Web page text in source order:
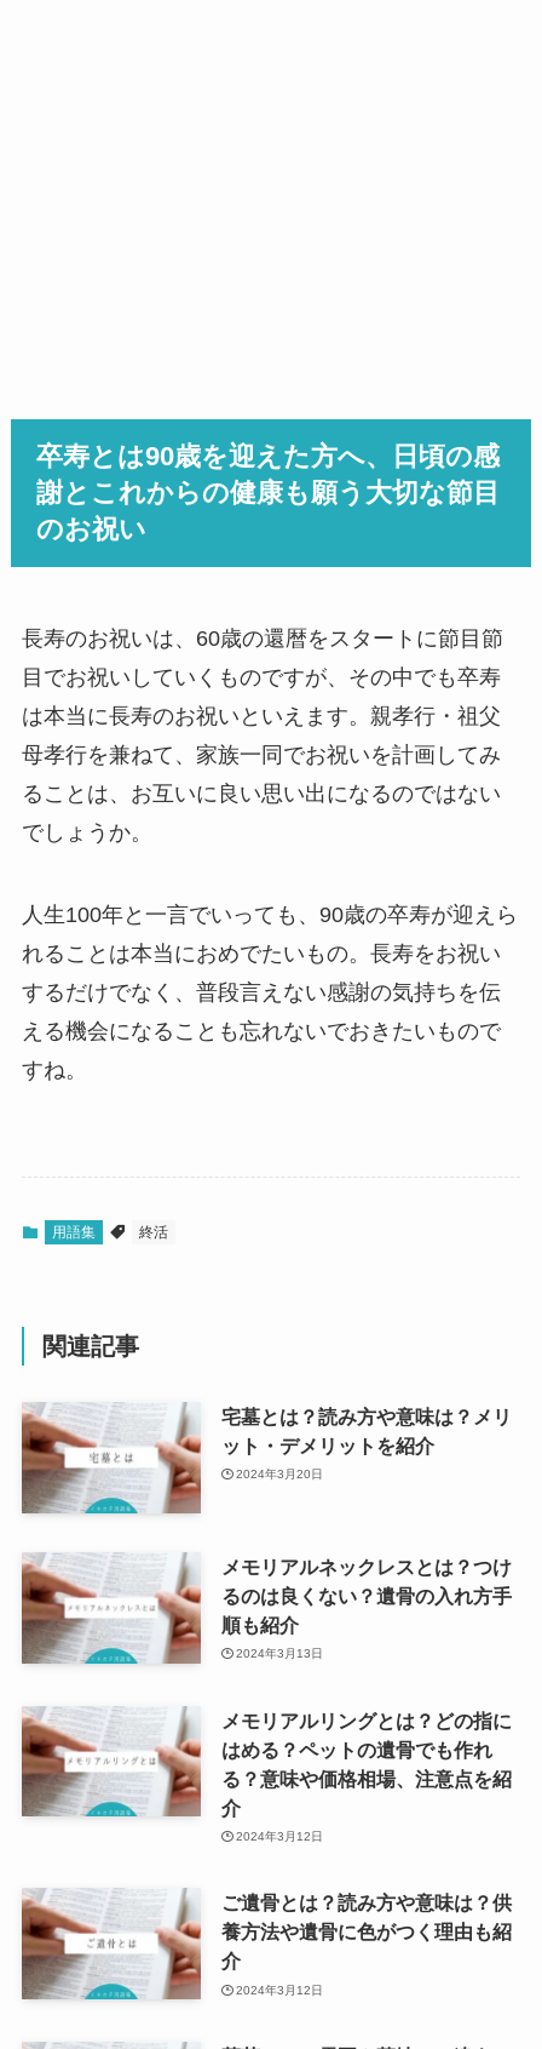
卒寿とは90歳を迎えた方へ、日頃の感
謝とこれからの健康も願う大切な節目
のお祝い
長寿のお祝いは、60歳の還暦をスタートに節目節
目でお祝いしていくものですが、その中でも卒寿
は本当に長寿のお祝いといえます。親孝行・祖父
母孝行を兼ねて、家族一同でお祝いを計画してみ
ることは、お互いに良い思い出になるのではない
でしょうか。
人生100年と一言でいっても、90歳の卒寿が迎えら
れることは本当におめでたいもの。長寿をお祝い
するだけでなく、普段言えない感謝の気持ちを伝
える機会になることも忘れないでおきたいもので
すね。
用語集 終活
関連記事
宅墓とは？読み方や意味は？メリ
ット・デメリットを紹介
2024年3月20日
メモリアルネックレスとは？つけ
るのは良くない？遺骨の入れ方手
順も紹介
2024年3月13日
メモリアルリングとは？どの指に
はめる？ペットの遺骨でも作れ
る？意味や価格相場、注意点を紹
介
2024年3月12日
ご遺骨とは？読み方や意味は？供
養方法や遺骨に色がつく理由も紹
介
2024年3月12日